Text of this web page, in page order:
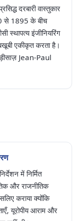
दरबारी वास्तुकार
से 1895 के बीच
स्थापत्य इंजीनियरिंग
एकीकृत करता है।
Jean-Paul
में निर्मित
और राजनीतिक
कराया क्योंकि
यूरोपीय आराम और